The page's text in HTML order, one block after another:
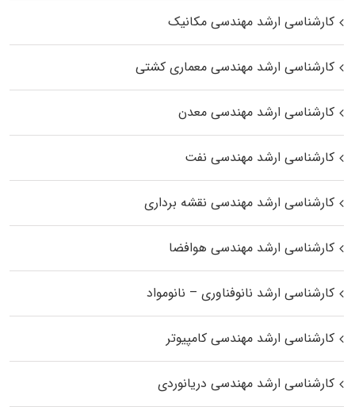
کارشناسی ارشد مهندسی مکانیک
کارشناسی ارشد مهندسی معماری کشتی
کارشناسی ارشد مهندسی معدن
کارشناسی ارشد مهندسی نفت
کارشناسی ارشد مهندسی نقشه برداری
کارشناسی ارشد مهندسی هوافضا
کارشناسی ارشد نانوفناوری – نانومواد
کارشناسی ارشد مهندسی کامپیوتر
کارشناسی ارشد مهندسی دریانوردی